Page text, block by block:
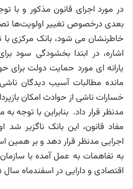
در مورد اجرای قانون مذکور و با
بعدی درخصوص تغییر اولویت‌ها
خاطرنشان می شود، بانک مرکزی
اشاره، در ابتدا بخشودگی سود
یارانه ای مورد حمایت دولت برای
مانده مطالبات آسیب دیدگان
خسارات ناشی از حوادث امکان
مدنظر قرار داد. بنابراین با توجه
مفاد قانون، این بانک ناگزیر شد
اجرایی مدنظر قرار دهد و بر همین
به تفاهمات به عمل آمده با
اقتصادی ‌و دارایی در اسفندماه سال 1395 تعیین و ابلاغ شد.